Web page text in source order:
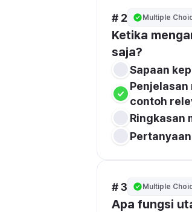
# 2 Multiple
Ketika
saja?
Sapaan
Penjelasan
contoh
Ringkasan
# 3 Multiple
Apa fungsi